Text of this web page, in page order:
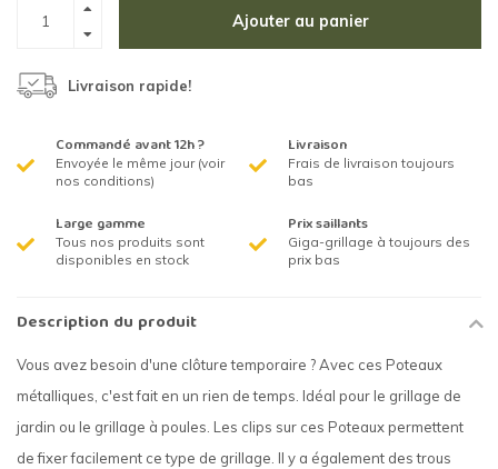
Ajouter au panier
Livraison rapide!
Commandé avant 12h ?
Envoyée le même jour (voir
nos conditions)
Livraison
Frais de livraison toujours
bas
Large gamme
Tous nos produits sont
disponibles en stock
Prix saillants
Giga-grillage à toujours des
prix bas
Description du produit
Vous avez besoin d'une clôture temporaire ? Avec ces Poteaux
métalliques, c'est fait en un rien de temps. Idéal pour le grillage de
jardin ou le grillage à poules. Les clips sur ces Poteaux permettent
de fixer facilement ce type de grillage. Il y a également des trous